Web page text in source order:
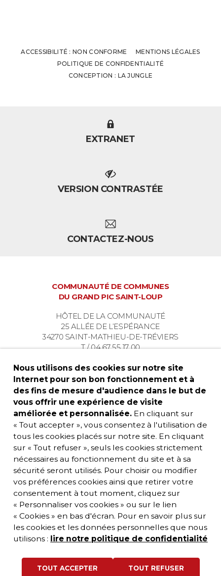
ACCESSIBILITÉ : NON CONFORME
MENTIONS LÉGALES
POLITIQUE DE CONFIDENTIALITÉ
CONCEPTION : LA JUNGLE
EXTRANET
VERSION CONTRASTÉE
CONTACTEZ-NOUS
COMMUNAUTÉ DE COMMUNES
DU GRAND PIC SAINT-LOUP
HÔTEL DE LA COMMUNAUTÉ
25 ALLÉE DE L’ESPÉRANCE
34270 SAINT-MATHIEU-DE-TRÉVIERS
T / 04 67 55 17 00
Nous utilisons des cookies sur notre site
Internet pour son bon fonctionnement et à
des fins de mesure d'audience dans le but de
vous offrir une expérience de visite
améliorée et personnalisée. En cliquant sur
« Tout accepter », vous consentez à l'utilisation de
tous les cookies placés sur notre site. En cliquant
sur « Tout refuser », seuls les cookies strictement
nécessaires au fonctionnement du site et à sa
sécurité seront utilisés. Pour choisir ou modifier
vos préférences cookies ainsi que retirer votre
consentement à tout moment, cliquez sur
« Personnaliser vos cookies » ou sur le lien
« Cookies » en bas d'écran. Pour en savoir plus sur
les cookies et les données personnelles que nous
utilisons : lire notre politique de confidentialité
TOUT ACCEPTER TOUT REFUSER